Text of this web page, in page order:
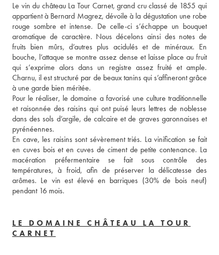
Le vin du château La Tour Carnet, grand cru classé de 1855 qui
appartient à Bernard Magrez, dévoile à la dégustation une robe
rouge sombre et intense. De celle-ci s’échappe un bouquet
aromatique de caractère. Nous décelons ainsi des notes de
fruits bien mûrs, d’autres plus acidulés et de minéraux. En
bouche, l’attaque se montre assez dense et laisse place au fruit
qui s’exprime alors dans un registre assez fruité et ample.
Charnu, il est structuré par de beaux tanins qui s’affineront grâce
à une garde bien méritée.
Pour le réaliser, le domaine a favorisé une culture traditionnelle
et raisonnée des raisins qui ont puisé leurs lettres de noblesse
dans des sols d’argile, de calcaire et de graves garonnaises et
pyrénéennes.
En cave, les raisins sont sévèrement triés. La vinification se fait
en cuves bois et en cuves de ciment de petite contenance. La
macération préfermentaire se fait sous contrôle des
températures, à froid, afin de préserver la délicatesse des
arômes. Le vin est élevé en barriques (30% de bois neuf)
pendant 16 mois.
LE DOMAINE CHÂTEAU LA TOUR
CARNET